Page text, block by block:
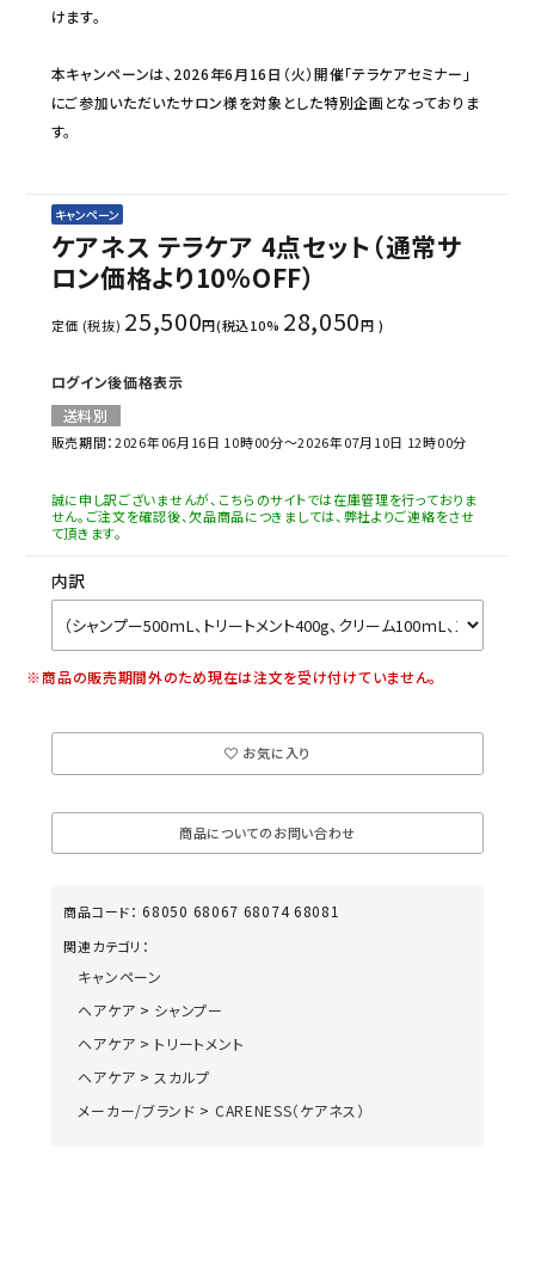
けます。
本キャンペーンは、2026年6月16日（火）開催「テラケアセミナー」
にご参加いただいたサロン様を対象とした特別企画となっておりま
す。
キャンペーン
ケアネス テラケア 4点セット（通常サ
ロン価格より10％OFF）
定価 (税抜) 25,500円(税込10% 28,050円 )
ログイン後価格表示
送料別
販売期間：2026年06月16日 10時00分～2026年07月10日 12時00分
誠に申し訳ございませんが、こちらのサイトでは在庫管理を行っておりま
せん。ご注文を確認後、欠品商品につきましては、弊社よりご連絡をさせ
て頂きます。
内訳
※商品の販売期間外のため現在は注文を受け付けていません。
お気に入り
商品についてのお問い合わせ
商品コード： 68050 68067 68074 68081
関連カテゴリ：
キャンペーン
ヘアケア > シャンプー
ヘアケア > トリートメント
ヘアケア >スカルプ
メーカー/ブランド > CARENESS（ケアネス）